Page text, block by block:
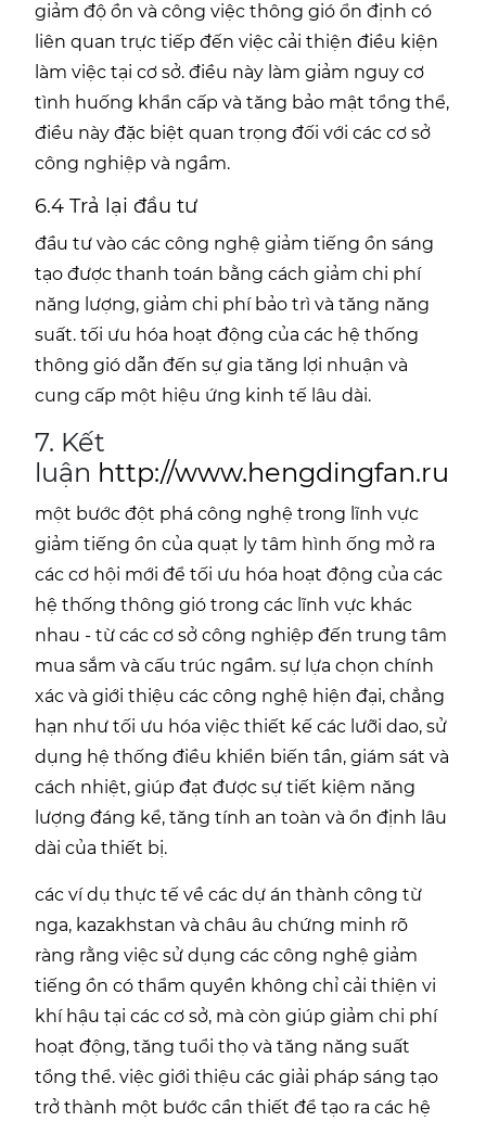
giảm độ ồn và công việc thông gió ổn định có
liên quan trực tiếp đến việc cải thiện điều kiện
làm việc tại cơ sở. điều này làm giảm nguy cơ
tình huống khẩn cấp và tăng bảo mật tổng thể,
điều này đặc biệt quan trọng đối với các cơ sở
công nghiệp và ngầm.
6.4 Trả lại đầu tư
đầu tư vào các công nghệ giảm tiếng ồn sáng
tạo được thanh toán bằng cách giảm chi phí
năng lượng, giảm chi phí bảo trì và tăng năng
suất. tối ưu hóa hoạt động của các hệ thống
thông gió dẫn đến sự gia tăng lợi nhuận và
cung cấp một hiệu ứng kinh tế lâu dài.
7. Kết
luận http://www.hengdingfan.ru
một bước đột phá công nghệ trong lĩnh vực
giảm tiếng ồn của quạt ly tâm hình ống mở ra
các cơ hội mới để tối ưu hóa hoạt động của các
hệ thống thông gió trong các lĩnh vực khác
nhau - từ các cơ sở công nghiệp đến trung tâm
mua sắm và cấu trúc ngầm. sự lựa chọn chính
xác và giới thiệu các công nghệ hiện đại, chẳng
hạn như tối ưu hóa việc thiết kế các lưỡi dao, sử
dụng hệ thống điều khiển biến tần, giám sát và
cách nhiệt, giúp đạt được sự tiết kiệm năng
lượng đáng kể, tăng tính an toàn và ổn định lâu
dài của thiết bị.
các ví dụ thực tế về các dự án thành công từ
nga, kazakhstan và châu âu chứng minh rõ
ràng rằng việc sử dụng các công nghệ giảm
tiếng ồn có thẩm quyền không chỉ cải thiện vi
khí hậu tại các cơ sở, mà còn giúp giảm chi phí
hoạt động, tăng tuổi thọ và tăng năng suất
tổng thể. việc giới thiệu các giải pháp sáng tạo
trở thành một bước cần thiết để tạo ra các hệ